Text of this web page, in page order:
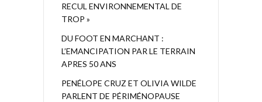
RECUL ENVIRONNEMENTAL DE
TROP »
DU FOOT EN MARCHANT :
L’EMANCIPATION PAR LE TERRAIN
APRES 50 ANS
PENÉLOPE CRUZ ET OLIVIA WILDE
PARLENT DE PÉRIMÉNOPAUSE